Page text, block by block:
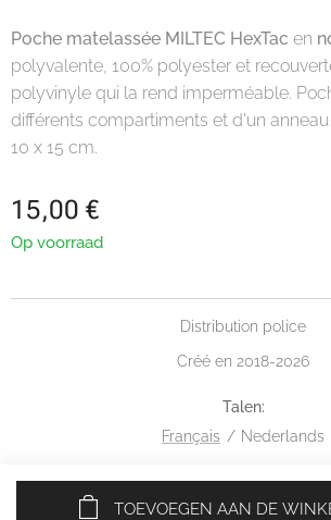
Poche matelassée MILTEC HexTac en
polyvalente, 100% polyester et
polyvinyle qui la rend imperméable.
différents compartiments et d'un anneau
10 x 15 cm.
15,00 €
Op voorraad
TOEVOEGEN AAN DE
Distribution police
Créé en 2018-2026
Talen
Français
Nederlands